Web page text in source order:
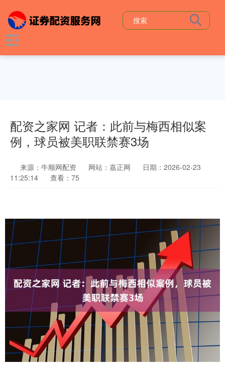
配资之家网 记者：此前与梅西相似案
例，球员被美职联禁赛3场
来源：牛顺网配资 网站：嘉正网
日期：2026-02-23
11:25:14
查看：75